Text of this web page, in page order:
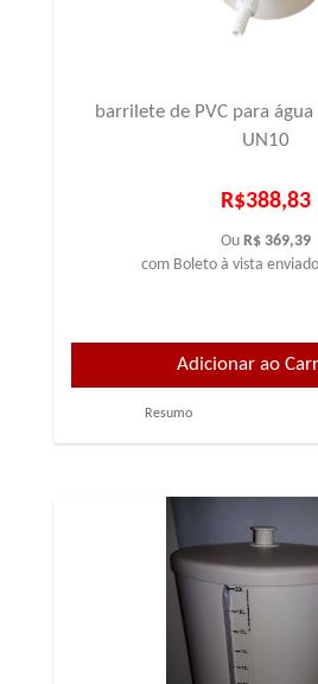
barrilete de PVC para
UN10
R$388,83
Ou R$ 369,39
com Boleto à vista
Resumo